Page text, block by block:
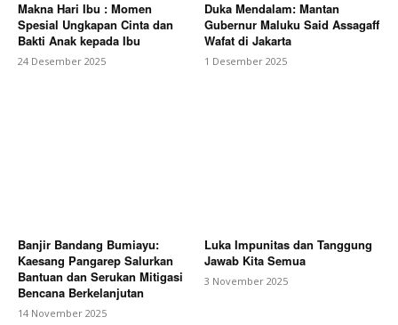
Makna Hari Ibu : Momen
Spesial Ungkapan Cinta dan
Bakti Anak kepada Ibu
24 Desember 2025
Duka Mendalam: Mantan
Gubernur Maluku Said Assagaff
Wafat di Jakarta
1 Desember 2025
Banjir Bandang Bumiayu:
Kaesang Pangarep Salurkan
Bantuan dan Serukan Mitigasi
Bencana Berkelanjutan
14 November 2025
Luka Impunitas dan Tanggung
Jawab Kita Semua
3 November 2025